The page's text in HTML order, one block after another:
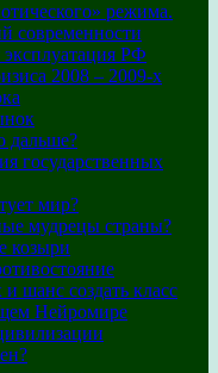
режима.
современности
РФ
2008 – 2009-х
дальше?
государственных
мир?
мудрецы страны?
козыри
шанс создать класс
Нейромире